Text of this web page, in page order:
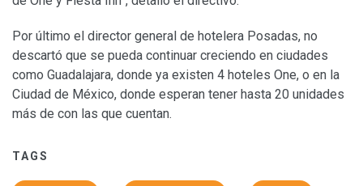
Por último el director general de hotelera Posadas, no
descartó que se pueda continuar creciendo en ciudades
como Guadalajara, donde ya existen 4 hoteles One, o en la
Ciudad de México, donde esperan tener hasta 20 unidades
más de con las que cuentan.
TAGS